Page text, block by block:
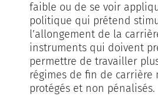
faible ou de se voir
politique qui prétend
l’allongement de la
instruments qui doivent
permettre de travailler
régimes de fin de carrière
protégés et non pénalisés.